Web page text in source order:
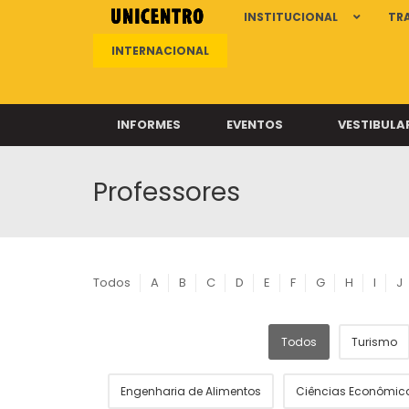
INSTITUCIONAL
INTERNACIONAL
INFORMES EVENTOS
Professores
Todos A B C D E F G H I J
Todos Turismo
Engenharia de Alimentos Ciências